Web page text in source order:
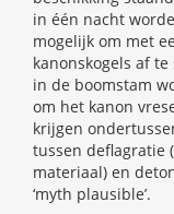
in één nacht
mogelijk om met
kanonskogels af
in de boomstam
om het kanon
krijgen
tussen deflagratie
materiaal) en
‘myth plausible’.